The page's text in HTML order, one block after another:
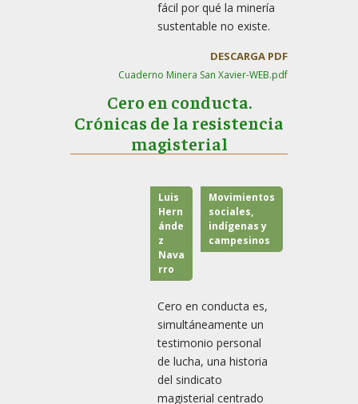
fácil por qué la minería
sustentable no existe.
DESCARGA PDF
Cuaderno Minera San Xavier-WEB.pdf
Cero en conducta.
Crónicas de la resistencia
magisterial
Luis
Hern
ánde
z
Nava
rro
Movimientos
sociales,
indígenas y
campesinos
Cero en conducta es,
simultáneamente un
testimonio personal
de lucha, una historia
del sindicato
magisterial centrado